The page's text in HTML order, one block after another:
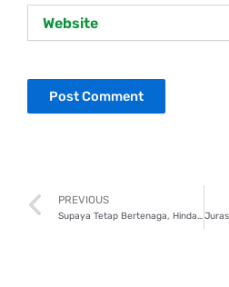
Prev
PREVIOUS
Supaya Tetap Bertenaga, Hindari 5 Makanan Ini Saat Berbuka Puasa!